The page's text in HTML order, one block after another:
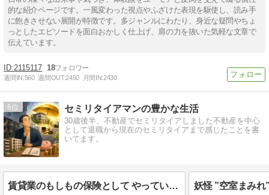
的な紹介ページです。一風変わった視点やふざけた表現を駆使し、読み手
に飽きさせない展開が特徴です。多ジャンルにわたり、身近な疑問やちょ
っとしたエピソードを面白おかしく仕上げ、肩の力を抜いた気軽な文章で
伝えています。
2115117 18
週間IN:560 週間OUT:2450 月間IN:2430
6 セミリタイアマンの豊かな生活
30歳後半、不動産でセミリタイアしました不動産を中心
として退職から現在のセミリタイアまで感じたことを書
いてます。
賃貸業のもしもの保険として やっていることはありますか・・・・ 妖怪 ”空室まみれ